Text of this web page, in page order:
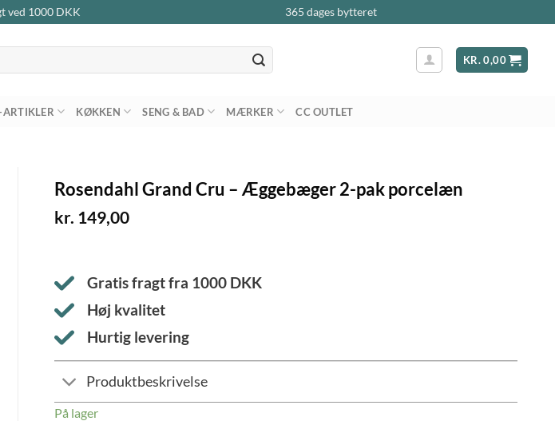
ved 1000DKK 365 dages bytteret
KR.0,00
ARTIKLER KØKKEN SENG & BAD MÆRKER CC OUTLET
Rosendahl Grand Cru – Æggebæger 2-pak porcelæn
kr. 149,00
Gratis fragt fra 1000 DKK
Høj kvalitet
Hurtig levering
Produktbeskrivelse
På lager